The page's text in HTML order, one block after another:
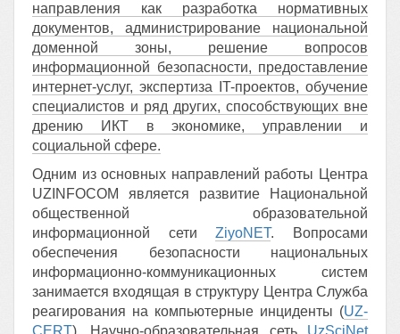
направления как разработка нормативных
документов, администрирование национальной
доменной зоны, решение вопросов
информационной безопасности, предоставление
интернет-услуг, экспертиза IT-проектов, обучение
специалистов и ряд других, способствующих вне
дрению ИКТ в экономике, управлении и
социальной сфере.
Одним из основных направлений работы Центра
UZINFOCOM является развитие Национальной
общественной образовательной
информационной сетиZiyoNET. Вопросами
обеспечения безопасности национальных
информационно-коммуникационных систем
занимается входящая в структуру Центра Служба
реагирования на компьютерные инциденты (UZ-
CERT). Научно-образовательная сеть UzSciNet